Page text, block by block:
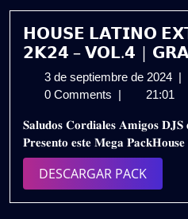
𝗛𝗢𝗨𝗦𝗘 𝗟𝗔𝗧𝗜𝗡𝗢
𝟮𝗞𝟮𝟰 – 𝗩𝗢𝗟.𝟰 |
3 de septiembre de 2024 3
de
|
0 Comments | 21:01
𝐒𝐚𝐥𝐮𝐝𝐨𝐬 𝐂𝐨𝐫𝐝𝐢𝐚𝐥𝐞𝐬 𝐀𝐦𝐢𝐠𝐨𝐬 𝐃𝐉𝐒
𝐏𝐫𝐞𝐬𝐞𝐧𝐭𝐨 𝐞𝐬𝐭𝐞 𝐌𝐞𝐠𝐚
DESCARGAR PACK
PACK